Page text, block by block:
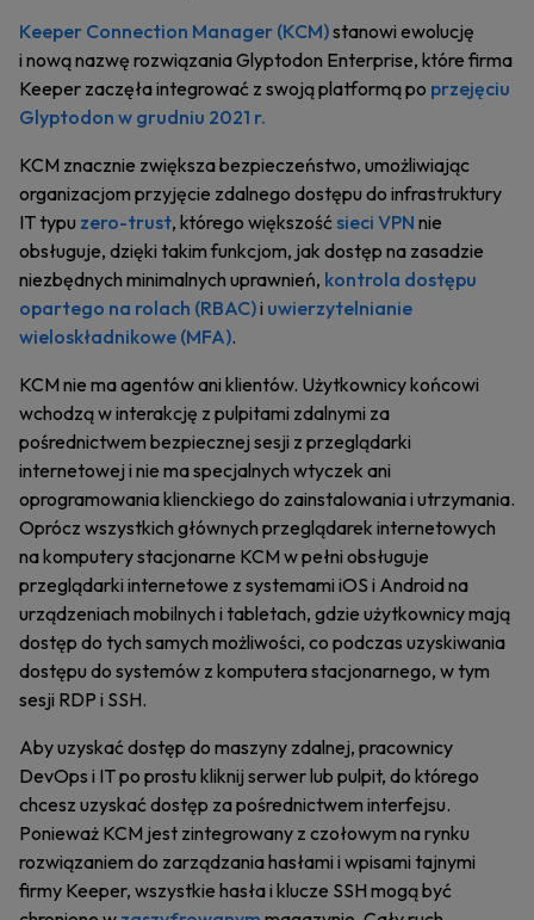
Keeper Connection Manager (KCM)stanowi ewolucję
i nową nazwę rozwiązania Glyptodon Enterprise, które firma
Keeper zaczęła integrować z swoją platformą po przejęciu
Glyptodon w grudniu 2021 r.
KCM znacznie zwiększa bezpieczeństwo, umożliwiając
organizacjom przyjęcie zdalnego dostępu do infrastruktury
IT typu zero-trust, którego większość sieci VPN nie
obsługuje, dzięki takim funkcjom, jak dostęp na zasadzie
niezbędnych minimalnych uprawnień, kontrola dostępu
opartego na rolach (RBAC)i uwierzytelnianie
wieloskładnikowe (MFA).
KCM nie ma agentów ani klientów. Użytkownicy końcowi
wchodzą w interakcję z pulpitami zdalnymi za
pośrednictwem bezpiecznej sesji z przeglądarki
internetowej i nie ma specjalnych wtyczek ani
oprogramowania klienckiego do zainstalowania i utrzymania.
Oprócz wszystkich głównych przeglądarek internetowych
na komputery stacjonarne KCM w pełni obsługuje
przeglądarki internetowe z systemami iOS i Android na
urządzeniach mobilnych i tabletach, gdzie użytkownicy mają
dostęp do tych samych możliwości, co podczas uzyskiwania
dostępu do systemów z komputera stacjonarnego, w tym
sesji RDP i SSH.
Aby uzyskać dostęp do maszyny zdalnej, pracownicy
DevOps i IT po prostu kliknij serwer lub pulpit, do którego
chcesz uzyskać dostęp za pośrednictwem interfejsu.
Ponieważ KCM jest zintegrowany z czołowym na rynku
rozwiązaniem do zarządzania hasłami i wpisami tajnymi
firmy Keeper, wszystkie hasła i klucze SSH mogą być